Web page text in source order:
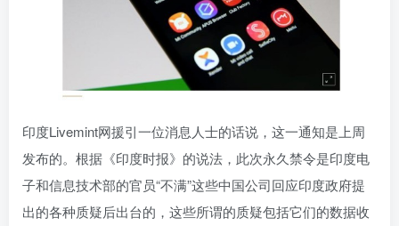
印度Livemint网援引一位消息人士的话说，这一通知是上周
发布的。根据《印度时报》的说法，此次永久禁令是印度电
子和信息技术部的官员“不满”这些中国公司回应印度政府提
出的各种质疑后出台的，这些所谓的质疑包括它们的数据收